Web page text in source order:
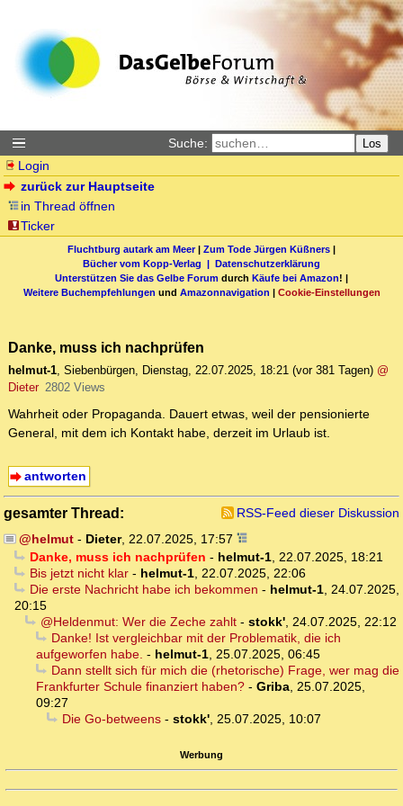
Suche: Los
Login
zurück zur Hauptseite
in Thread öffnen
Ticker
Fluchtburg autark am Meer| Zum Tode Jürgen Küßners |
Bücher vom Kopp-Verlag | Datenschutzerklärung
Unterstützen Sie das Gelbe Forum durch Käufe bei Amazon! |
Weitere Buchempfehlungen und Amazonnavigation | Cookie-Einstellungen
Danke, muss ich nachprüfen
helmut-1, Siebenbürgen, Dienstag, 22.07.2025, 18:21 (vor 381 Tagen) @
Dieter 2802 Views
Wahrheit oder Propaganda. Dauert etwas, weil der pensionierte
General, mit dem ich Kontakt habe, derzeit im Urlaub ist.
antworten
gesamter Thread:
RSS-Feed dieser Diskussion
@helmut- Dieter, 22.07.2025, 17:57
Danke, muss ich nachprüfen - helmut-1, 22.07.2025, 18:21
Bis jetzt nicht klar- helmut-1, 22.07.2025, 22:06
Die erste Nachricht habe ich bekommen - helmut-1, 24.07.2025,
20:15
@Heldenmut: Wer die Zeche zahlt- stokk', 24.07.2025, 22:12
Danke! Ist vergleichbar mit der Problematik, die ich
aufgeworfen habe. - helmut-1, 25.07.2025, 06:45
Dann stellt sich für mich die (rhetorische) Frage, wer mag die
Frankfurter Schule finanziert haben? - Griba, 25.07.2025,
09:27
Die Go-betweens- stokk', 25.07.2025, 10:07
Werbung